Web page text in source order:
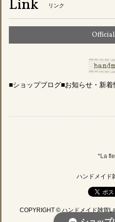
Link リンク
■ショップブログ■お知らせ・新着
*La
ハンドメイド
COPYRIGHT © ハンドメイド雑貨